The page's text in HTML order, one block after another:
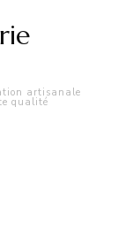
artisanale
qualité